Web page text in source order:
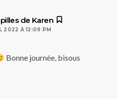
de Karen
2022 À 12:09 PM
Bonne journée, bisous